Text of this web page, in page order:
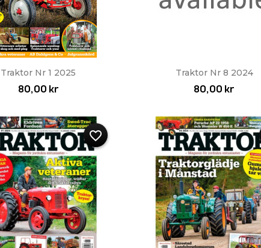
Snabbvy
Traktor Nr 1 2025
80,00 kr
Snabbvy
Traktor Nr 8 2024
80,00 kr
favorite_border